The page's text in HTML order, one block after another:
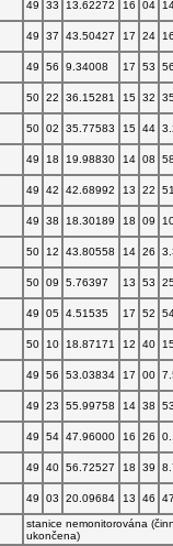
49 33 13.62272 16 04
49 37 43.50427 17 24
49 56 9.34008 17 53
50 22 36.15281 15 32
50 02 35.77583 15 44
49 18 19.98830 14 08
49 42 42.68992 13 22
49 38 18.30189 18 09
50 12 43.80558 14 26
50 09 5.76397 13 53
49 05 4.51535 17 52
50 10 18.87171 12 40
49 56 53.03834 17 00
49 23 55.99758 14 38
49 54 47.96000 16 26
49 40 56.72527 18 39
49 03 20.09684 13 46
stanice nemonitorována
ukončena)